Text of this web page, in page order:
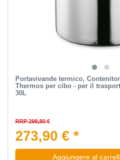
Portavivande termico,
Thermos per cibo - per il
30L
RRP 298,80 €
273,90 € *
Aggiungere al